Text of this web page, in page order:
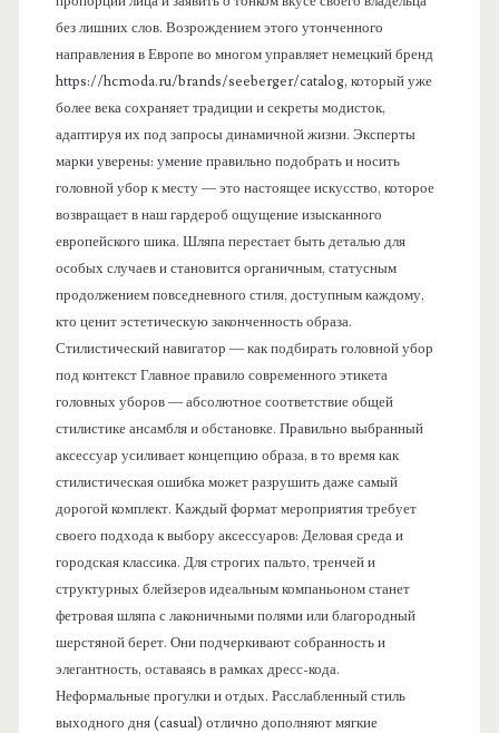
без лишних слов. Возрождением этого утонченного
направления в Европе во многом управляет немецкий бренд
https://hcmoda.ru/brands/seeberger/catalog, который уже
более века сохраняет традиции и секреты модисток,
адаптируя их под запросы динамичной жизни. Эксперты
марки уверены: умение правильно подобрать и носить
головной убор к месту — это настоящее искусство, которое
возвращает в наш гардероб ощущение изысканного
европейского шика. Шляпа перестает быть деталью для
особых случаев и становится органичным, статусным
продолжением повседневного стиля, доступным каждому,
кто ценит эстетическую законченность образа.
Стилистический навигатор — как подбирать головной убор
под контекст Главное правило современного этикета
головных уборов — абсолютное соответствие общей
стилистике ансамбля и обстановке. Правильно выбранный
аксессуар усиливает концепцию образа, в то время как
стилистическая ошибка может разрушить даже самый
дорогой комплект. Каждый формат мероприятия требует
своего подхода к выбору аксессуаров: Деловая среда и
городская классика. Для строгих пальто, тренчей и
структурных блейзеров идеальным компаньоном станет
фетровая шляпа с лаконичными полями или благородный
шерстяной берет. Они подчеркивают собранность и
элегантность, оставаясь в рамках дресс-кода.
Неформальные прогулки и отдых. Расслабленный стиль
выходного дня (casual) отлично дополняют мягкие